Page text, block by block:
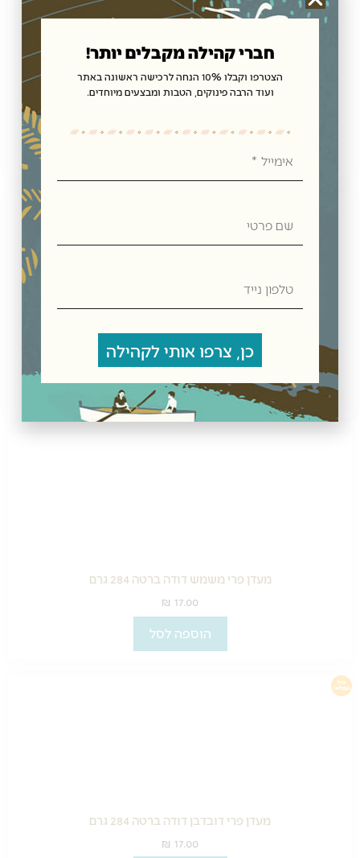
מעדן פרי מנדרינה תפוז דודה ברטה 284 גרם
מעדן פרי תות שדה דודה ברטה 284 גרם
₪ 17.00
הוספה לסל
מעדן פרי משמש דודה ברטה 284 גרם
₪ 17.00
הוספה לסל
מעדן פרי דובדבן דודה ברטה 284 גרם
₪ 17.00
חברי קהילה מקבלים יותר!
הצטרפו וקבלו 10% הנחה לרכישה ראשונה באתר
ועוד הרבה פינוקים, הטבות ומבצעים מיוחדים.
פרטי
נייד
כן, צרפו אותי לקהילה